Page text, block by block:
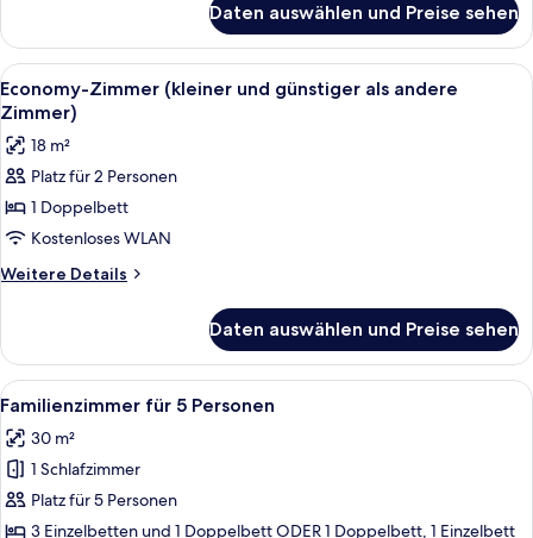
Dreibettzimmer
Daten auswählen und Preise sehen
Alle
Fotos
für
Economy-
Zimmer
(kleiner
und
günstiger
Zimmer)
anzeigen
Ein modernes Hotelzimmer mit
6
Economy-Zimmer (kleiner und günstiger als andere
Zimmer)
18 m²
Platz für 2 Personen
1 Doppelbett
Kostenloses WLAN
Weitere Details
Weitere
Zimmer
(kleiner
und
als
andere
Zimmer)
Daten auswählen und Preise sehen
Alle
Fotos
für
Familienzimmer
für
5
Ein Hotelzimmer mit zwei Betten,
14
Familienzimmer für 5 Personen
30 m²
1 Schlafzimmer
Platz für 5 Personen
3 Einzelbetten und 1 Doppelbett ODER 1 Doppelbett, 1 Einzelbett